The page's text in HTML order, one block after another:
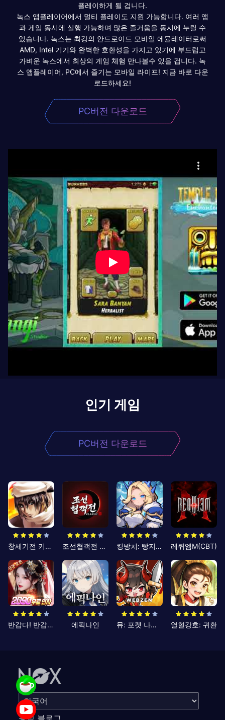
플레이하게 될 겁니다.
녹스 앱플레이어에서 멀티 플레이도 지원 가능합니다. 여러 앱
과 게임 동시에 실행 가능하며 많은 즐거움을 동시에 누릴 수
있습니다. 녹스는 최강의 안드로이드 모바일 에뮬레이터로써
AMD, Intel 기기와 완벽한 호환성을 가지고 있기에 부드럽고
가벼운 녹스에서 최상의 게임 체험 만나볼수 있을 겁니다. 녹
스 앱플레이어, PC에서 즐기는 모바일 라이프! 지금 바로 다운
로드하세요!
PC버전 다운로드
인기 게임
PC버전 다운로드
창세기전 키우기 조선협객전 클래식 킹방치: 빵지의 제왕 레퀴엠M(CBT)
반갑다! 반갑삼국지 에픽나인 뮤: 포켓 나이츠 열혈강호: 귀환
공식 블로그